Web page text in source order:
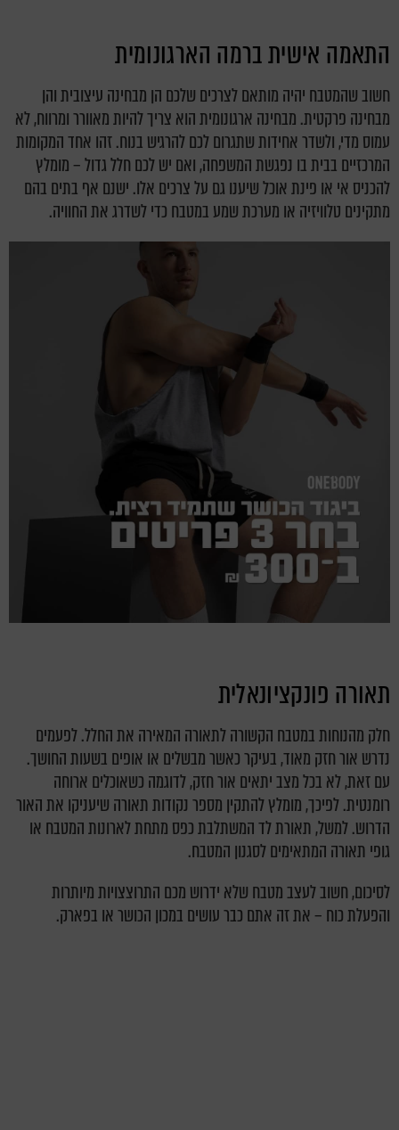
התאמה אישית ברמה הארגונומית
חשוב שהמטבח יהיה מותאם לצרכים שלכם הן מבחינה עיצובית והן
מבחינה פרקטית. מבחינה ארגונומית הוא צריך להיות מאוורר ומרווח, לא
עמוס מדי, ולשדר אחידות שתגרום לכם להרגיש בנוח. זהו אחד המקומות
המרכזיים בבית בו נפגשת המשפחה, ואם יש לכם חלל גדול – מומלץ
להכניס אי או פינת אוכל שיענו גם על צרכים אלו. ישנם אף בתים בהם
מתקינים טלוויזיה או מערכת שמע במטבח כדי לשדרג את החוויה.
תאורה פונקציונאלית
חלק מהנוחות במטבח הקשורה לתאורה המאירה את החלל. לפעמים
נדרש אור חזק מאוד, בעיקר כאשר מבשלים או אופים בשעות החושך.
עם זאת, לא בכל מצב יתאים אור חזק, לדוגמה כשאוכלים ארוחה
רומנטית. לפיכך, מומלץ להתקין מספר נקודות תאורה שיעניקו את האור
הדרוש. למשל, תאורת לד המשתלבת כפס מתחת לארונות המטבח או
גופי תאורה המתאימים לסגנון המטבח.
לסיכום, חשוב לעצב מטבח שלא ידרוש מכם התרוצצויות מיותרות
והפעלת כוח – את זה אתם כבר עושים במכון הכושר או בפארק.